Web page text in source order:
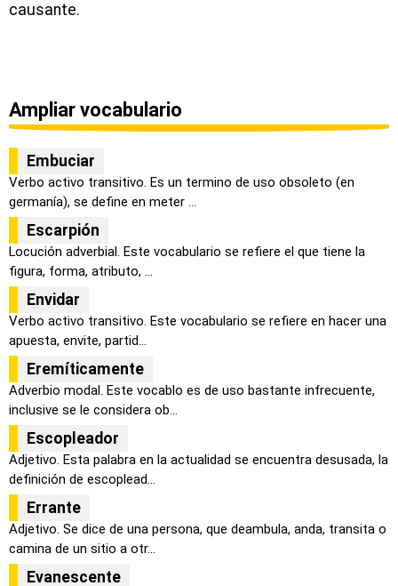
causante.
Ampliar vocabulario
Embuciar
Verbo activo transitivo. Es un termino de uso obsoleto (en
germanía), se define en meter ...
Escarpión
Locución adverbial. Este vocabulario se refiere el que tiene la
figura, forma, atributo, ...
Envidar
Verbo activo transitivo. Este vocabulario se refiere en hacer una
apuesta, envite, partid...
Eremíticamente
Adverbio modal. Este vocablo es de uso bastante infrecuente,
inclusive se le considera ob...
Escopleador
Adjetivo. Esta palabra en la actualidad se encuentra desusada, la
definición de escoplead...
Errante
Adjetivo. Se dice de una persona, que deambula, anda, transita o
camina de un sitio a otr...
Evanescente